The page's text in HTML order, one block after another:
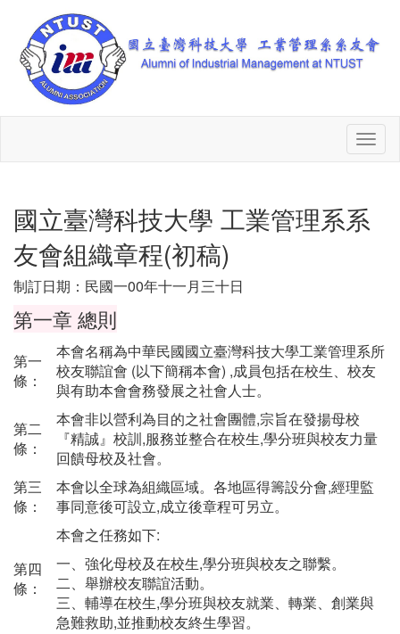
國立臺灣科技大學 工業管理系系
友會組織章程(初稿)
制訂日期：民國一00年十一月三十日
第一章 總則
第一
條：
本會名稱為中華民國國立臺灣科技大學工業管理系所
校友聯誼會 (以下簡稱本會) ,成員包括在校生、校友
與有助本會會務發展之社會人士。
第二
條：
本會非以營利為目的之社會團體,宗旨在發揚母校
『精誠』校訓,服務並整合在校生,學分班與校友力量
回饋母校及社會。
第三
條：
本會以全球為組織區域。各地區得籌設分會,經理監
事同意後可設立,成立後章程可另立。
第四
條：
本會之任務如下:
一、強化母校及在校生,學分班與校友之聯繫。
二、舉辦校友聯誼活動。
三、輔導在校生,學分班與校友就業、轉業、創業與
急難救助,並推動校友終生學習。